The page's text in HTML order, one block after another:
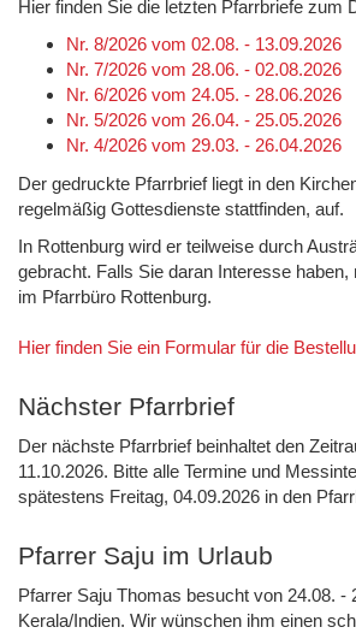
Hier finden Sie die letzten Pfarrbriefe zum
Nr. 8/2026 vom 02.08. - 13.09.2026
Nr. 7/2026 vom 28.06. - 02.08.2026
Nr. 6/2026 vom 24.05. - 28.06.2026
Nr. 5/2026 vom 26.04. - 25.05.2026
Nr. 4/2026 vom 29.03. - 26.04.2026
Der gedruckte Pfarrbrief liegt in den
regelmäßig Gottesdienste stattfinden, auf.
In Rottenburg wird er teilweise durch
gebracht. Falls Sie daran Interesse
im Pfarrbüro Rottenburg.
Hier finden Sie ein Formular für die
Nächster Pfarrbrief
Der nächste Pfarrbrief beinhaltet den
11.10.2026. Bitte alle Termine und
spätestens Freitag, 04.09.2026 in den
Pfarrer Saju im Urlaub
Pfarrer Saju Thomas besucht von 24.08. -
Kerala/Indien. Wir wünschen ihm einen